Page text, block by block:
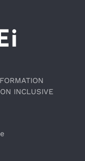
INCLUSIVE